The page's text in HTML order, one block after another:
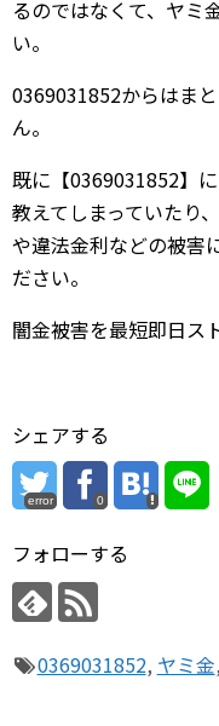
るのではなくて、ヤミ
い。
0369031852からはま
ん。
既に【0369031852】
教えてしまっていたり
や違法金利などの被害
ださい。
闇金被害を最短即日ス
シェアする
error 0
フォローする
0369031852, ヤミ金,